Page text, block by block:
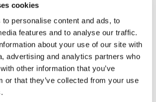
cookies
personalise content and ads, to
features and to analyse our traffic.
about your use of our site with
advertising and analytics partners who
other information that you’ve
or that they’ve collected from your use